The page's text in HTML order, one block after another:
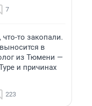
7
то закопали.
в
из Тюмени —
и причинах
223